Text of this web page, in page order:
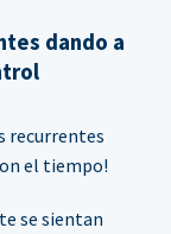
dando a
recurrentes
el tiempo!
se sientan